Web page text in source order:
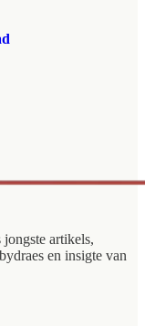
jongste artikels,
en insigte van